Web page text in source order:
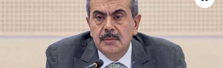
Ekonomi
Forum